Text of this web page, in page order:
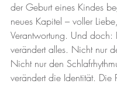
der Geburt eines Kindes
neues Kapitel – voller
Verantwortung. Und doch:
verändert alles. Nicht nur
Nicht nur den
verändert die Identität. Die